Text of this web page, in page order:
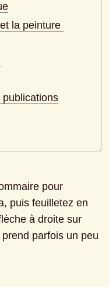
la peinture
publications
pour
puis feuilletez en
à droite sur
parfois un peu